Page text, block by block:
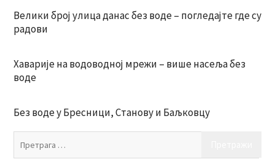
Велики број улица данас без воде – погледајте где су
радови
Хаварије на водоводној мрежи – више насеља без
воде
Без воде у Бресници, Станову и Баљковцу